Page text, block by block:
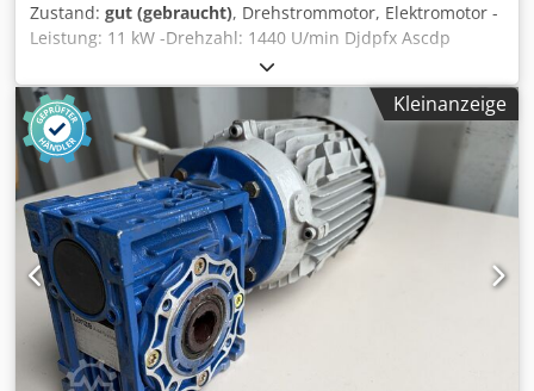
Zustand: gut (gebraucht), Drehstrommotor, Elektromotor -
Leistung: 11 kW -Drehzahl: 1440 U/min Djdpfx Ascdp
Eysbnewa -Welle: Ø 38 mm -Bauform: B3 -Schutzart: IP 54 -
Abmessungen: 545/295/H360 mm -Gewicht: 86 kg
Kleinanzeige